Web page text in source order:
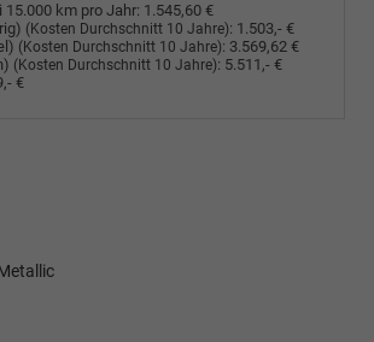
15.000 km pro Jahr: 1.545,60 €
(Kosten Durchschnitt 10 Jahre): 1.503,- €
(Kosten Durchschnitt 10 Jahre): 3.569,62 €
(Kosten Durchschnitt 10 Jahre): 5.511,- €
€